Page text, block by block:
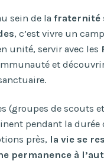
sein de la fraternité
, c’est vivre un
unité, servir avec les
et
(groupes de scouts
pendant la durée
près, la vie se
permanence à